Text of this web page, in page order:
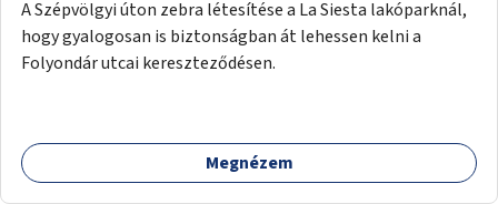
A Szépvölgyi úton zebra létesítése a La Siesta lakóparknál,
hogy gyalogosan is biztonságban át lehessen kelni a
Folyondár utcai kereszteződésen.
Megnézem